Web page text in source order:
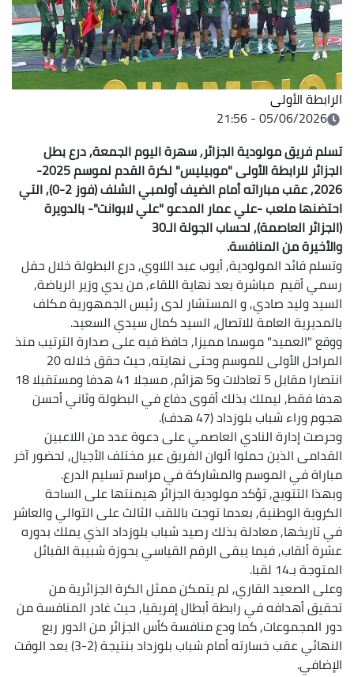
الرابطة الأولى
05/06/2026 - 21:56
تسلم فريق مولودية الجزائر, سهرة اليوم الجمعة, درع بطل
الجزائر للرابطة الأولى "موبيليس" لكرة القدم لموسم 2025-
2026, عقب مباراته أمام الضيف أولمبي الشلف (فوز 2-0), التي
احتضنها ملعب -علي عمار المدعو "علي لابوانت"- بالدويرة
(الجزائر العاصمة), لحساب الجولة الـ30
والأخيرة من المنافسة.
وتسلم قائد المولودية, أيوب عبد اللاوي, درع البطولة خلال حفل
رسمي أقيم مباشرة بعد نهاية اللقاء, من يدي وزير الرياضة,
السيد وليد صادي, و المستشار لدى رئيس الجمهورية مكلف
بالمديرية العامة للاتصال، السيد كمال سيدي السعيد.
ووقع "العميد" موسما مميزا, حافظ فيه على صدارة الترتيب منذ
المراحل الأولى للموسم وحتى نهايته, حيث حقق خلاله 20
انتصارا مقابل 5 تعادلات و5 هزائم, مسجلا 41 هدفا ومستقبلا 18
هدفا فقط, ليملك بذلك أقوى دفاع في البطولة وثاني أحسن
هجوم وراء شباب بلوزداد (47 هدف).
وحرصت إدارة النادي العاصمي على دعوة عدد من اللاعبين
القدامى الذين حملوا ألوان الفريق عبر مختلف الأجيال, لحضور آخر
مباراة في الموسم والمشاركة في مراسم تسليم الدرع.
وبهذا التتويج, تؤكد مولودية الجزائر هيمنتها على الساحة
الكروية الوطنية, بعدما توجت باللقب الثالث على التوالي والعاشر
في تاريخها, معادلة بذلك رصيد شباب بلوزداد الذي يملك بدوره
عشرة ألقاب, فيما يبقى الرقم القياسي بحوزة شبيبة القبائل
المتوجة بـ14 لقبا.
وعلى الصعيد القاري, لم يتمكن ممثل الكرة الجزائرية من
تحقيق أهدافه في رابطة أبطال إفريقيا, حيث غادر المنافسة من
دور المجموعات, كما ودع منافسة كأس الجزائر من الدور ربع
النهائي عقب خسارته أمام شباب بلوزداد بنتيجة (2-3) بعد الوقت
الإضافي.